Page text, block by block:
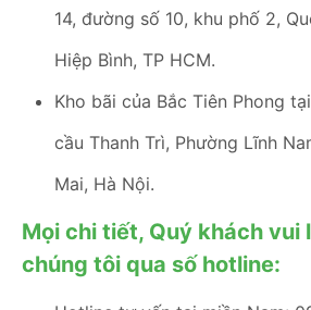
14, đường số 10, khu phố 2,
Hiệp Bình, TP HCM.
Kho bãi của Bắc Tiên Phong
cầu Thanh Trì, Phường Lĩnh
Mai, Hà Nội.
Mọi chi tiết, Quý khách vui
chúng tôi qua số hotline: